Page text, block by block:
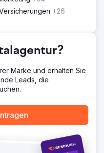
Klickraten und
Monat auf allen
+26
Marke und erhalten Sie
Leads, die